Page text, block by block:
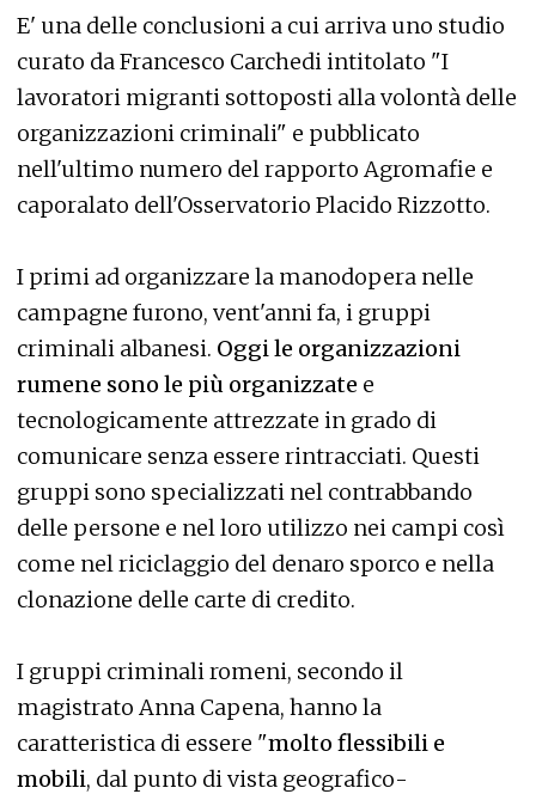
E' una delle conclusioni a cui arriva uno studio
curato da Francesco Carchedi intitolato "I
lavoratori migranti sottoposti alla volontà delle
organizzazioni criminali" e pubblicato
nell'ultimo numero del rapporto Agromafie e
caporalato dell'Osservatorio Placido Rizzotto.
I primi ad organizzare la manodopera nelle
campagne furono, vent'anni fa, i gruppi
criminali albanesi. Oggi le organizzazioni
rumene sono le più organizzate e
tecnologicamente attrezzate in grado di
comunicare senza essere rintracciati. Questi
gruppi sono specializzati nel contrabbando
delle persone e nel loro utilizzo nei campi così
come nel riciclaggio del denaro sporco e nella
clonazione delle carte di credito.
I gruppi criminali romeni, secondo il
magistrato Anna Capena, hanno la
caratteristica di essere "molto flessibili e
mobili, dal punto di vista geografico-